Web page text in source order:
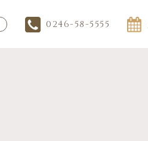
0246-58-5555